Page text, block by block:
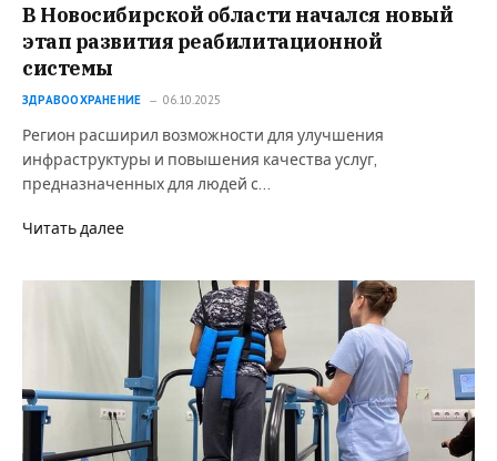
В Новосибирской области начался новый
этап развития реабилитационной
системы
ЗДРАВООХРАНЕНИЕ 06.10.2025
Регион расширил возможности для улучшения
инфраструктуры и повышения качества услуг,
предназначенных для людей с…
Читать далее